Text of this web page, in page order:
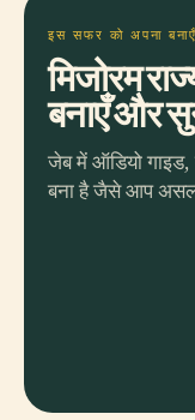
इस सफर को अपना बनाएँ
मिजोरम
बनाएँ और
जेब में ऑडियो गाइड,
बना है जैसे आप